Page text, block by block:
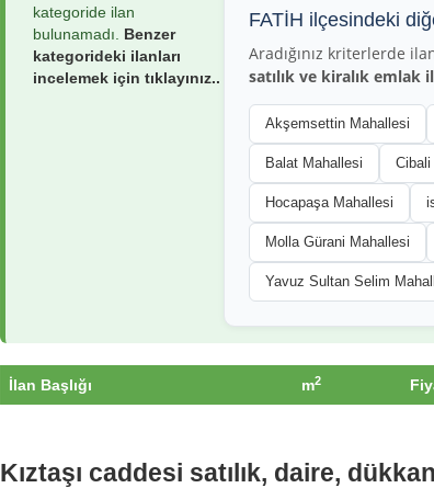
kategoride ilan
bulunamadı. Benzer
kategorideki ilanları
incelemek için tıklayınız..
FATİH ilçesindeki
Aradığınız kriterlerde
satılık ve kiralık emlak
Akşemsettin Mahallesi
Balat Mahallesi
Hocapaşa Mahallesi
Molla Gürani Mahallesi
Yavuz Sultan Selim
İlan Başlığı m2
Kıztaşı caddesi satılık, daire,